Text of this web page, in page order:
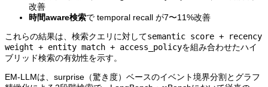
改善
時間aware検索で temporal recall が7〜11%改善
これらの結果は、検索クエリに対してsemantic score + recency
weight + entity match + access_policyを組み合わせたハイ
ブリッド検索の有効性を示す。
EM-LLMは、surprise（驚き度）ベースのイベント境界分割とグラフ